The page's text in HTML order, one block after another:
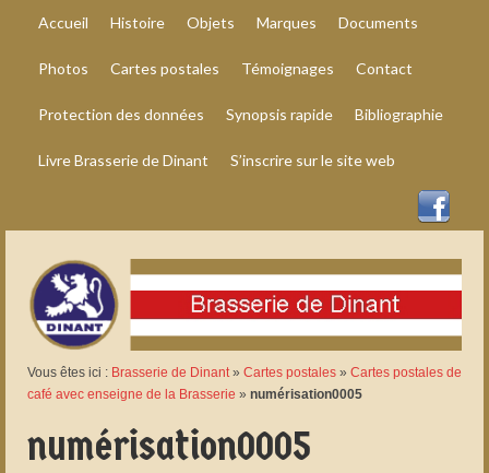
Accueil Histoire Objets Marques Documents
Photos Cartes postales Témoignages Contact
Protection des données Synopsis rapide Bibliographie
Livre Brasserie de Dinant S’inscrire sur le site web
Vous êtes ici : Brasserie de Dinant» Cartes postales » Cartes postales de
café avec enseigne de la Brasserie » numérisation0005
numérisation0005